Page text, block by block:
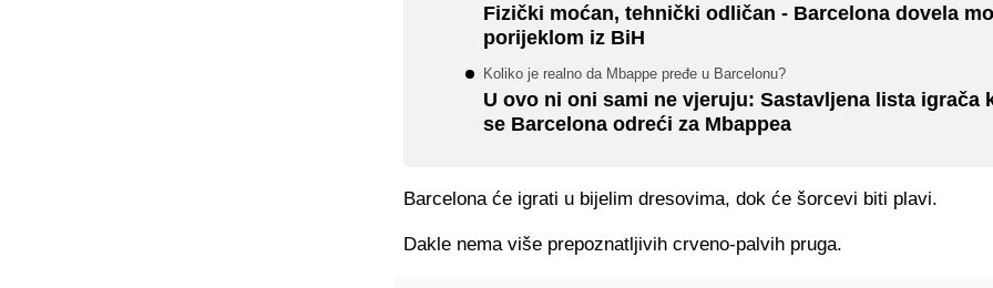
Fizički moćan, tehnički odličan - Barcelona dovela
porijeklom iz BiH
Koliko je realno da Mbappe pređe u Barcelonu?
U ovo ni oni sami ne vjeruju: Sastavljena lista igrača
se Barcelona odreći za Mbappea
Barcelona će igrati u bijelim dresovima, dok će šorcevi biti plavi.
Dakle nema više prepoznatljivih crveno-palvih pruga.